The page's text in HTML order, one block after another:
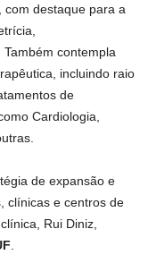
com destaque para a
contempla
incluindo raio
de
Cardiologia,
de expansão e
clínicas e centros de
Rui Diniz,